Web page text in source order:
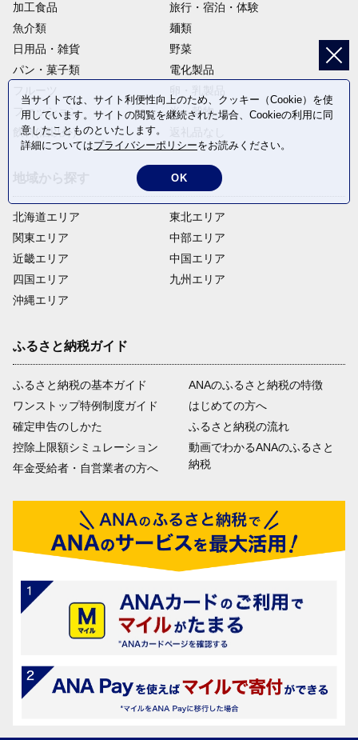
加工食品
旅行・宿泊・体験
魚介類
麺類
日用品・雑貨
野菜
パン・菓子類
電化製品
ファッション
米・穀物
飲料(酒以外)
北海道エリア
関東エリア
近畿エリア
四国エリア
沖縄エリア
東北エリア
中部エリア
中国エリア
九州エリア
ふるさと納税ガイド
ふるさと納税の基本ガイド
ワンストップ特例制度ガイド
確定申告のしかた
控除上限額シミュレーション
年金受給者・自営業者の方へ
ANAのふるさと納税の特徴
はじめての方へ
ふるさと納税の流れ
動画でわかるANAのふるさと
納税
当サイトでは、サイト利便性向上のため、クッキー（Cookie）を使
用しています。サイトの閲覧を継続された場合、Cookieの利用に同
意したことものといたします。
詳細についてはプライバシーポリシーをお読みください。
OK